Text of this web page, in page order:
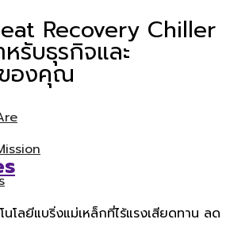
Recovery Chiller
รับธุรกิจและ
องคุณ
โลยีแบริ่งแม่เหล็กที่ไร้แรงเสียดทาน ลด